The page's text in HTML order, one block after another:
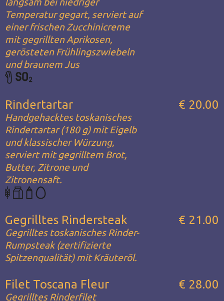
Temperatur gegart, serviert auf
einer frischen Zucchinicreme
mit gegrillten Aprikosen,
gerösteten Frühlingszwiebeln
und braunem Jus
Rindertartar
Handgehacktes toskanisches
Rindertartar (180 g) mit Eigelb
und klassischer Würzung,
serviert mit gegrilltem Brot,
Butter, Zitrone und
Zitronensaft.
€ 20.00
Gegrilltes Rindersteak
Gegrilltes toskanisches Rinder-
Rumpsteak (zertifizierte
Spitzenqualität) mit Kräuteröl.
€ 21.00
Filet Toscana Fleur
Gegrilltes Rinderfilet
€ 28.00